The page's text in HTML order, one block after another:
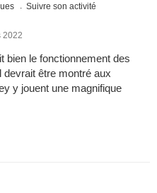
Suivre son activité
2022
bien le fonctionnement des
être montré aux
y jouent une magnifique